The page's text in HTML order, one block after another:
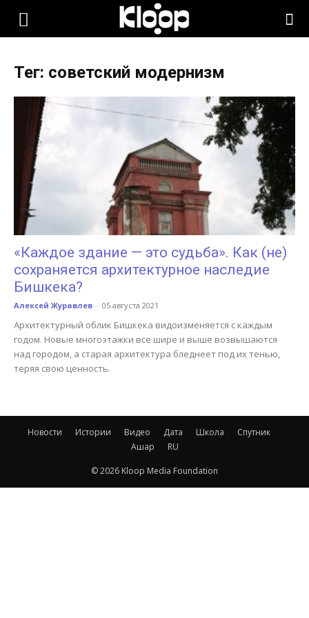
KLOOP.KG
Новости
Кыргызстана
Тег: советский модернизм
«Каждое здание — это судьба». Как (не)
сохраняется архитектурное наследие
Бишкека?
Алексей Журавлев - 05 августа 2021
Архитектурный облик Бишкека видоизменяется с каждым
годом. Новые многоэтажки все шире и выше возвышаются
над городом, а старая архитектура бледнеет под их тенью,
теряя свою ценность.
Новости Истории Видео Дата Школа
Спутник
Ашар
RU
© 2026 Kloop Media Foundation